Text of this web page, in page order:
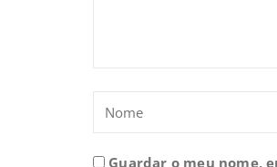
Guardar o meu nome,